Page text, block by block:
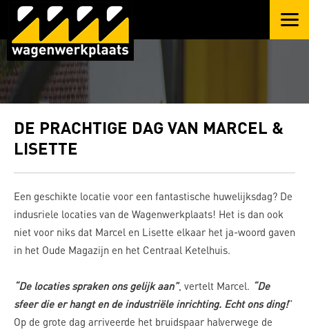
DE PRACHTIGE DAG VAN MARCEL &
LISETTE
Een geschikte locatie voor een fantastische huwelijksdag? De
indusriele locaties van de Wagenwerkplaats! Het is dan ook
niet voor niks dat Marcel en Lisette elkaar het ja-woord gaven
in het Oude Magazijn en het Centraal Ketelhuis.
“De locaties spraken ons gelijk aan”, vertelt Marcel. “De
sfeer die er hangt en de industriële inrichting. Echt ons ding!”
Op de grote dag arriveerde het bruidspaar halverwege de